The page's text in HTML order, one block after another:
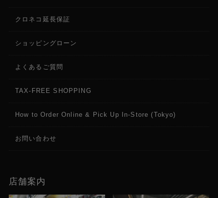
クロネコ延長保証
ショッピングローン
よくあるご質問
TAX-FREE SHOPPING
How to Order Online & Pick Up In-Store (Tokyo)
お問い合わせ
店舗案内